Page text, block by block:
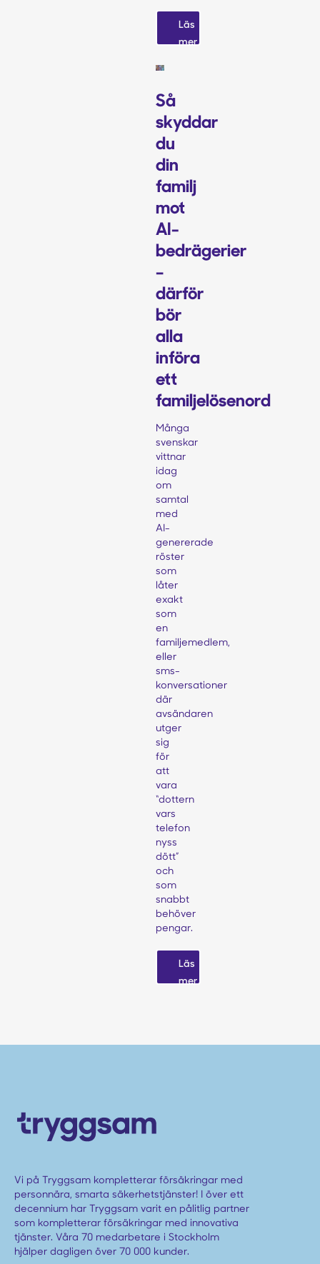
Läs
mer
Så
skyddar
du
din
familj
mot
AI-
bedrägerier
–
därför
bör
alla
införa
ett
familjelösenord
Många
svenskar
vittnar
idag
om
samtal
med
AI-
genererade
röster
som
låter
exakt
som
en
familjemedlem,
eller
sms-
konversationer
där
avsändaren
utger
sig
för
att
vara
“dottern
vars
telefon
nyss
dött”
och
som
snabbt
behöver
pengar.
Läs
mer
Vi på Tryggsam kompletterar försäkringar med
personnära, smarta säkerhetstjänster! I över ett
decennium har Tryggsam varit en pålitlig partner
som kompletterar försäkringar med innovativa
tjänster. Våra 70 medarbetare i Stockholm
hjälper dagligen över 70 000 kunder.